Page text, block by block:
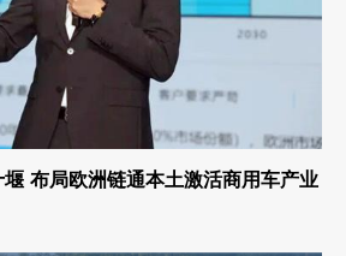
布局欧洲链通本土激活商用车产业